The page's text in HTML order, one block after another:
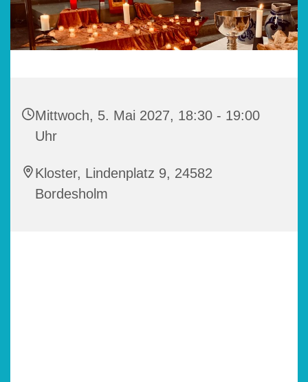
Mittwoch, 5. Mai 2027, 18:30 - 19:00
Uhr
Kloster, Lindenplatz 9, 24582
Bordesholm